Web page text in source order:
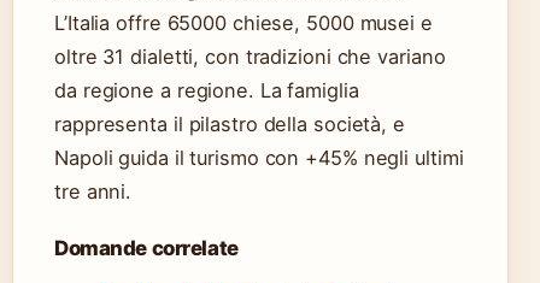
L’Italia offre 65000 chiese, 5000 musei e
oltre 31 dialetti, con tradizioni che variano
da regione a regione. La famiglia
rappresenta il pilastro della società, e
Napoli guida il turismo con +45% negli ultimi
tre anni.
Domande correlate